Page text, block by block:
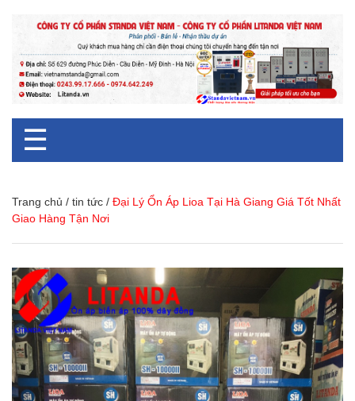
☰
Trang chủ / tin tức / Đại Lý Ổn Áp Lioa Tại Hà Giang Giá Tốt Nhất
Giao Hàng Tận Nơi